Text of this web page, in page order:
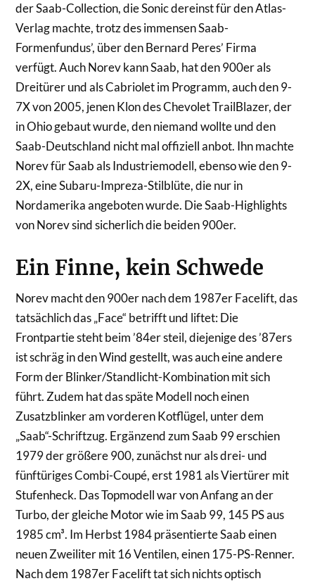
der Saab-Collection, die Sonic dereinst für den Atlas-
Verlag machte, trotz des immensen Saab-
Formenfundus’, über den Bernard Peres’ Firma
verfügt. Auch Norev kann Saab, hat den 900er als
Dreitürer und als Cabriolet im Programm, auch den 9-
7X von 2005, jenen Klon des Chevolet TrailBlazer, der
in Ohio gebaut wurde, den niemand wollte und den
Saab-Deutschland nicht mal offiziell anbot. Ihn machte
Norev für Saab als Industriemodell, ebenso wie den 9-
2X, eine Subaru-Impreza-Stilblüte, die nur in
Nordamerika angeboten wurde. Die Saab-Highlights
von Norev sind sicherlich die beiden 900er.
Ein Finne, kein Schwede
Norev macht den 900er nach dem 1987er Facelift, das
tatsächlich das „Face“ betrifft und liftet: Die
Frontpartie steht beim ’84er steil, diejenige des ’87ers
ist schräg in den Wind gestellt, was auch eine andere
Form der Blinker/Standlicht-Kombination mit sich
führt. Zudem hat das späte Modell noch einen
Zusatzblinker am vorderen Kotflügel, unter dem
„Saab“-Schriftzug. Ergänzend zum Saab 99 erschien
1979 der größere 900, zunächst nur als drei- und
fünftüriges Combi-Coupé, erst 1981 als Viertürer mit
Stufenheck. Das Topmodell war von Anfang an der
Turbo, der gleiche Motor wie im Saab 99, 145 PS aus
1985 cm³. Im Herbst 1984 präsentierte Saab einen
neuen Zweiliter mit 16 Ventilen, einen 175-PS-Renner.
Nach dem 1987er Facelift tat sich nichts optisch